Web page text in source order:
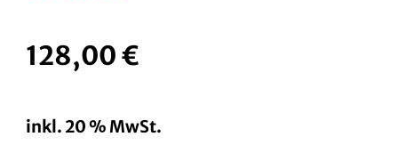
128,00€
inkl. 20 % MwSt.